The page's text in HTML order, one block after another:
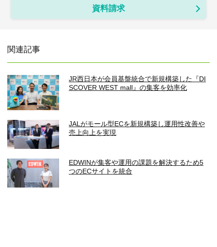
資料請求
関連記事
JR西日本が会員基盤統合で新規構築した『DI
SCOVER WEST mall』の集客を効率化
JALがモール型ECを新規構築し運用性改善や
売上向上を実現
EDWINが集客や運用の課題を解決するため5
つのECサイトを統合